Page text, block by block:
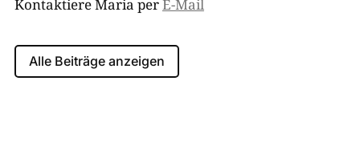
Kontaktiere Maria perE-Mail
Alle Beiträge anzeigen